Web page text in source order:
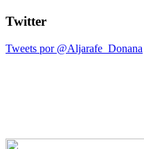
Twitter
Tweets por @Aljarafe_Donana